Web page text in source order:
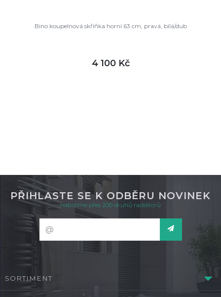
Bino koupelnová skříňka horní 63 cm, pravá, bílá/dub
4 100 Kč
PŘIHLASTE SE K ODBĚRU NOVINEK
nabízíme přes 200 druhů radiátorů
SORTIMENT